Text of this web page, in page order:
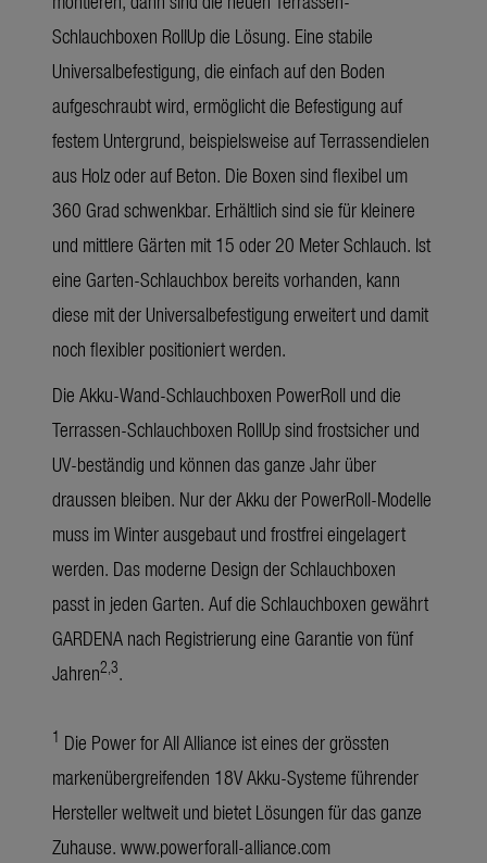
Schlauchboxen RollUp die Lösung. Eine stabile
Universalbefestigung, die einfach auf den Boden
aufgeschraubt wird, ermöglicht die Befestigung auf
festem Untergrund, beispielsweise auf Terrassendielen
aus Holz oder auf Beton. Die Boxen sind flexibel um
360 Grad schwenkbar. Erhältlich sind sie für kleinere
und mittlere Gärten mit 15 oder 20 Meter Schlauch. Ist
eine Garten-Schlauchbox bereits vorhanden, kann
diese mit der Universalbefestigung erweitert und damit
noch flexibler positioniert werden.
Die Akku-Wand-Schlauchboxen PowerRoll und die
Terrassen-Schlauchboxen RollUp sind frostsicher und
UV-beständig und können das ganze Jahr über
draussen bleiben. Nur der Akku der PowerRoll-Modelle
muss im Winter ausgebaut und frostfrei eingelagert
werden. Das moderne Design der Schlauchboxen
passt in jeden Garten. Auf die Schlauchboxen gewährt
GARDENA nach Registrierung eine Garantie von fünf
Jahren2,3.
1 Die Power for All Alliance ist eines der grössten
markenübergreifenden 18V Akku-Systeme führender
Hersteller weltweit und bietet Lösungen für das ganze
Zuhause. www.powerforall-alliance.com